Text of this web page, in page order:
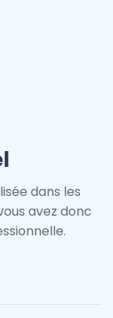
dans les
avez donc